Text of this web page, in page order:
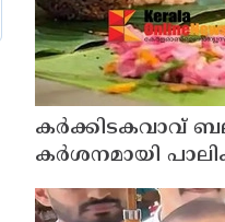
കര്‍ക്കിടകവാവ്
കര്‍ശനമായി